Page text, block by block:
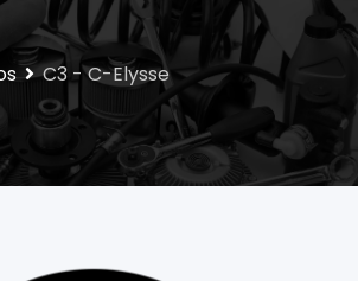
C3 - C-Elysse